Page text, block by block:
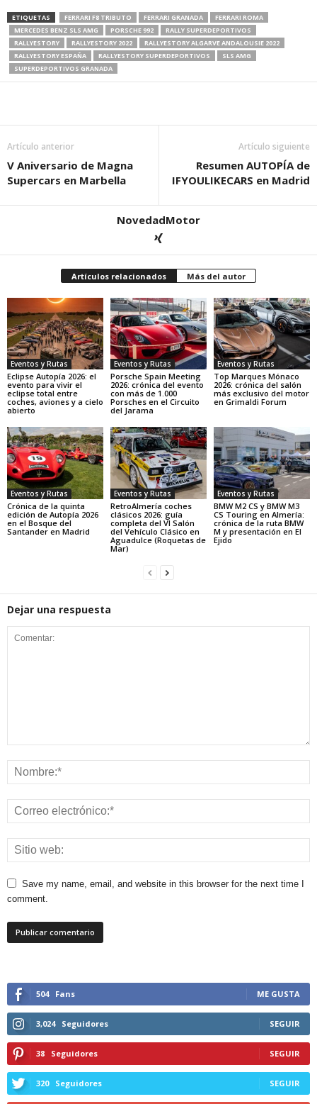
ETIQUETAS FERRARI F8 TRIBUTO FERRARI GRANADA
FERRARI ROMA
MERCEDES BENZ SLS AMG
PORSCHE 992
RALLY SUPERDEPORTIVOS
RALLYESTORY
RALLYESTORY 2022
RALLYESTORY ALGARVE ANDALOUSIE 2022
RALLYESTORY ESPAÑA
RALLYESTORY SUPERDEPORTIVOS
SLS AMG
SUPERDEPORTIVOS GRANADA
Artículo anterior
V Aniversario de Magna
Supercars en Marbella
Artículo siguiente
Resumen AUTOPÍA de
IFYOULIKECARS en Madrid
NovedadMotor
Artículos relacionados Más del autor
Eventos y Rutas
Eclipse Autopía 2026: el
evento para vivir el
eclipse total entre
coches, aviones y a cielo
abierto
Eventos y Rutas
Porsche Spain Meeting
2026: crónica del evento
con más de 1.000
Porsches en el Circuito
del Jarama
Eventos y Rutas
Top Marques Mónaco
2026: crónica del salón
más exclusivo del motor
en Grimaldi Forum
Eventos y Rutas
Crónica de la quinta
edición de Autopía 2026
en el Bosque del
Santander en Madrid
Eventos y Rutas
RetroAlmería coches
clásicos 2026: guía
completa del VI Salón
del Vehículo Clásico en
Aguadulce (Roquetas de
Mar)
Eventos y Rutas
BMW M2 CS y BMW M3
CS Touring en Almería:
crónica de la ruta BMW
M y presentación en El
Ejido
Dejar una respuesta
Save my name, email, and website in this browser for the next time I
comment.
504 Fans ME GUSTA
3,024 Seguidores SEGUIR
38 Seguidores SEGUIR
320 Seguidores SEGUIR